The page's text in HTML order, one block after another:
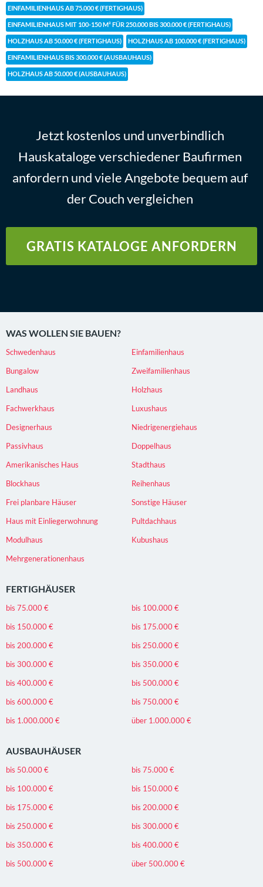
EINFAMILIENHAUS AB 75.000 € (FERTIGHAUS)
EINFAMILIENHAUS MIT 100-150 M² FÜR 250.000 BIS 300.000 € (FERTIGHAUS)
HOLZHAUS AB 50.000 € (FERTIGHAUS) HOLZHAUS AB 100.000 € (FERTIGHAUS)
EINFAMILIENHAUS BIS 300.000 € (AUSBAUHAUS)
HOLZHAUS AB 50.000 € (AUSBAUHAUS)
Jetzt kostenlos und unverbindlich
Hauskataloge verschiedener Baufirmen
anfordern und viele Angebote bequem auf
der Couch vergleichen
GRATIS KATALOGE ANFORDERN
WAS WOLLEN SIE BAUEN?
Schwedenhaus
Einfamilienhaus
Bungalow
Zweifamilienhaus
Landhaus
Holzhaus
Fachwerkhaus
Luxushaus
Designerhaus
Niedrigenergiehaus
Passivhaus
Doppelhaus
Amerikanisches Haus
Stadthaus
Blockhaus
Reihenhaus
Frei planbare Häuser
Sonstige Häuser
Haus mit Einliegerwohnung
Pultdachhaus
Modulhaus
Kubushaus
Mehrgenerationenhaus
FERTIGHÄUSER
bis 75.000 €
bis 100.000 €
bis 150.000 €
bis 175.000 €
bis 200.000 €
bis 250.000 €
bis 300.000 €
bis 350.000 €
bis 400.000 €
bis 500.000 €
bis 600.000 €
bis 750.000 €
bis 1.000.000 €
über 1.000.000 €
AUSBAUHÄUSER
bis 50.000 €
bis 75.000 €
bis 100.000 €
bis 150.000 €
bis 175.000 €
bis 200.000 €
bis 250.000 €
bis 300.000 €
bis 350.000 €
bis 400.000 €
bis 500.000 €
über 500.000 €